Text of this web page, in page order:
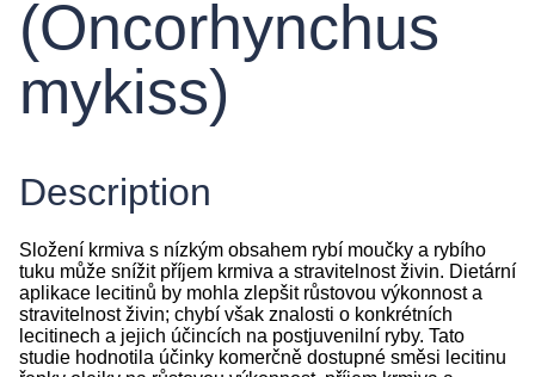
(Oncorhynchus
mykiss)
Description
Složení krmiva s nízkým obsahem rybí moučky a rybího
tuku může snížit příjem krmiva a stravitelnost živin. Dietární
aplikace lecitinů by mohla zlepšit růstovou výkonnost a
stravitelnost živin; chybí však znalosti o konkrétních
lecitinech a jejich účincích na postjuvenilní ryby. Tato
studie hodnotila účinky komerčně dostupné směsi lecitinu